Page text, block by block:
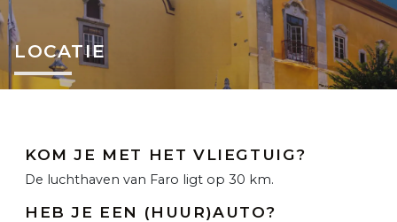
LOCATIE
KOM JE MET HET VLIEGTUIG?
De luchthaven van Faro ligt op 30 km.
HEB JE EEN (HUUR)AUTO?